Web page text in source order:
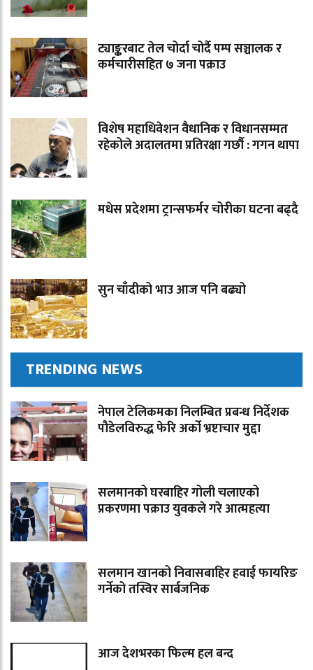
ट्याङ्करबाट तेल चोर्दा चोर्दै पम्प सञ्चालक र
कर्मचारीसहित ७ जना पक्राउ
विशेष महाधिवेशन वैधानिक र विधानसम्मत
रहेकोले अदालतमा प्रतिरक्षा गर्छौ : गगन थापा
मधेस प्रदेशमा ट्रान्सफर्मर चोरीका घटना बढ्दै
सुन चाँदीको भाउ आज पनि बढ्यो
TRENDING NEWS
नेपाल टेलिकमका निलम्बित प्रबन्ध निर्देशक
पौडेलविरुद्ध फेरि अर्को भ्रष्टाचार मुद्दा
सलमानको घरबाहिर गोली चलाएको
प्रकरणमा पक्राउ युवकले गरे आत्महत्या
सलमान खानको निवासबाहिर हवाई फायरिङ
गर्नेको तस्विर सार्बजनिक
आज देशभरका फिल्म हल बन्द